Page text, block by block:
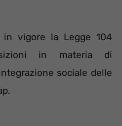
vigore la Legge 104
in materia di
sociale delle